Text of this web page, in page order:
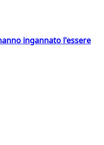
ingannato l'essere